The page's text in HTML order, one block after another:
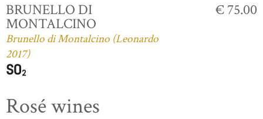
BRUNELLO DI
MONTALCINO
Brunello di Montalcino (Leonardo
2017)
€ 75.00
Rosé wines